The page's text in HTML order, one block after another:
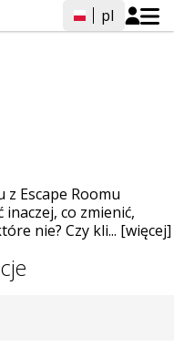
pl
z Escape Roomu
co zmienić,
nie? Czy kli... [więcej]